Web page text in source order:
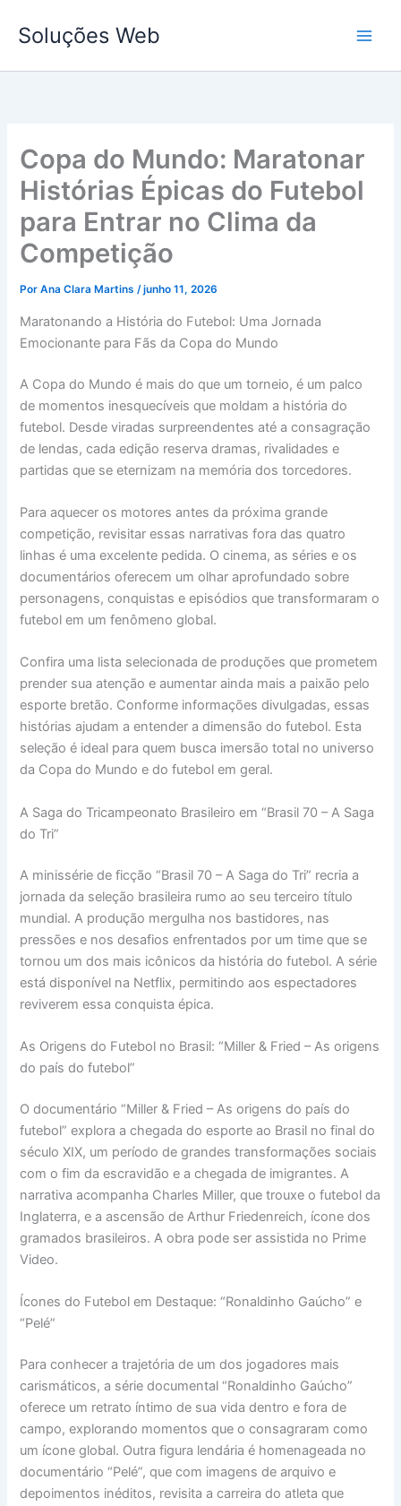
para
conteúdo
Soluções Web
Copa do Mundo: Maratonar
Histórias Épicas do Futebol
para Entrar no Clima da
Competição
PorAna Clara Martins/junho 11, 2026
Maratonando a História do Futebol: Uma Jornada
Emocionante para Fãs da Copa do Mundo
A Copa do Mundo é mais do que um torneio, é um palco
de momentos inesquecíveis que moldam a história do
futebol. Desde viradas surpreendentes até a consagração
de lendas, cada edição reserva dramas, rivalidades e
partidas que se eternizam na memória dos torcedores.
Para aquecer os motores antes da próxima grande
competição, revisitar essas narrativas fora das quatro
linhas é uma excelente pedida. O cinema, as séries e os
documentários oferecem um olhar aprofundado sobre
personagens, conquistas e episódios que transformaram o
futebol em um fenômeno global.
Confira uma lista selecionada de produções que prometem
prender sua atenção e aumentar ainda mais a paixão pelo
esporte bretão. Conforme informações divulgadas, essas
histórias ajudam a entender a dimensão do futebol. Esta
seleção é ideal para quem busca imersão total no universo
da Copa do Mundo e do futebol em geral.
A Saga do Tricampeonato Brasileiro em “Brasil 70 – A Saga
do Tri”
A minissérie de ficção “Brasil 70 – A Saga do Tri” recria a
jornada da seleção brasileira rumo ao seu terceiro título
mundial. A produção mergulha nos bastidores, nas
pressões e nos desafios enfrentados por um time que se
tornou um dos mais icônicos da história do futebol. A série
está disponível na Netflix, permitindo aos espectadores
reviverem essa conquista épica.
As Origens do Futebol no Brasil: “Miller & Fried – As origens
do país do futebol”
O documentário “Miller & Fried – As origens do país do
futebol” explora a chegada do esporte ao Brasil no final do
século XIX, um período de grandes transformações sociais
com o fim da escravidão e a chegada de imigrantes. A
narrativa acompanha Charles Miller, que trouxe o futebol da
Inglaterra, e a ascensão de Arthur Friedenreich, ícone dos
gramados brasileiros. A obra pode ser assistida no Prime
Video.
Ícones do Futebol em Destaque: “Ronaldinho Gaúcho” e
“Pelé”
Para conhecer a trajetória de um dos jogadores mais
carismáticos, a série documental “Ronaldinho Gaúcho”
oferece um retrato íntimo de sua vida dentro e fora de
campo, explorando momentos que o consagraram como
um ícone global. Outra figura lendária é homenageada no
documentário “Pelé”, que com imagens de arquivo e
depoimentos inéditos, revisita a carreira do atleta que